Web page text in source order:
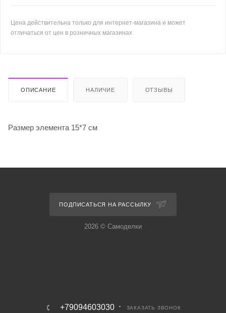
Цена действительна только для интернет-магазина и может
отличаться от цен в розничных магазинах
ОПИСАНИЕ НАЛИЧИЕ ОТЗЫВЫ
Размер элемента 15*7 см
ПОДПИСАТЬСЯ НА РАССЫЛКУ
2026 © Самоделки
+79094603030 ЗАКАЗАТЬ ЗВОНОК